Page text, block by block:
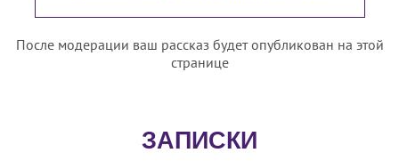
После модерации ваш рассказ будет опубликован на этой
странице
ЗАПИСКИ